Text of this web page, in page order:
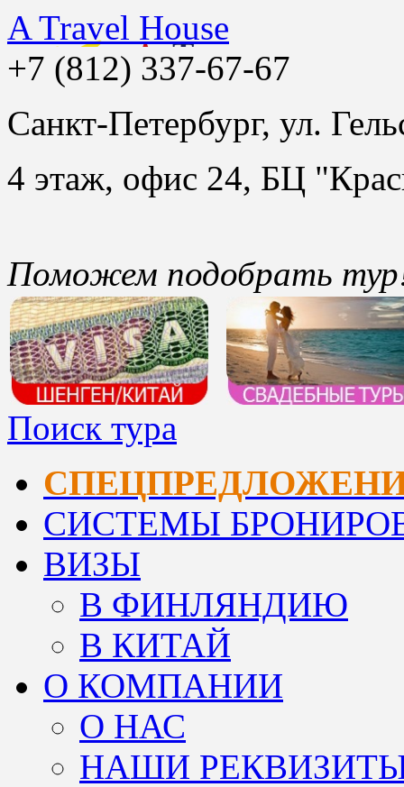
A Travel House
+7 (812) 337-67-67
Санкт-Петербург, ул.
4 этаж, офис 24, БЦ
Поможем подобрать
Поиск тура
СИСТЕМЫ
ВИЗЫ
В ФИНЛЯНДИЮ
В КИТАЙ
О КОМПАНИИ
О НАС
НАШИ